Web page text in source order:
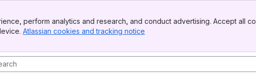
perform analytics and research, and conduct advertising. Accept all
Atlassian cookies and tracking notice